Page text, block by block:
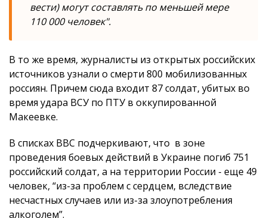
вести) могут составлять по меньшей мере
110 000 человек".
В то же время, журналисты из открытых российских
источников узнали о смерти 800 мобилизованных
россиян. Причем сюда входит 87 солдат, убитых во
время удара ВСУ по ПТУ в оккупированной
Макеевке.
В списках BBC подчеркивают, что в зоне
проведения боевых действий в Украине погиб 751
российский солдат, а на территории России - еще 49
человек, “из-за проблем с сердцем, вследствие
несчастных случаев или из-за злоупотребления
алкоголем”.